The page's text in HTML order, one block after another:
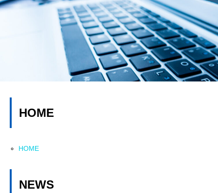
HOME
HOME
NEWS